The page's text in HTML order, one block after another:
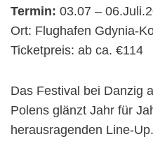
Termin: 03.07 –
Ort: Flughafen Gdynia-
Ticketpreis: ab ca. €114
Das Festival bei Danzig
Polens glänzt Jahr für
herausragenden Line-